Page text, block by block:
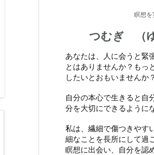
瞑想を
つむぎ （
あなたは、人に会うと緊
とはありませんか？もっ
したいとおもいませんか？
自分の本心で生きると自
分を大切にできるように
私は、繊細で傷つきやす
細なことを長所にして過
瞑想に出会い、自分を認